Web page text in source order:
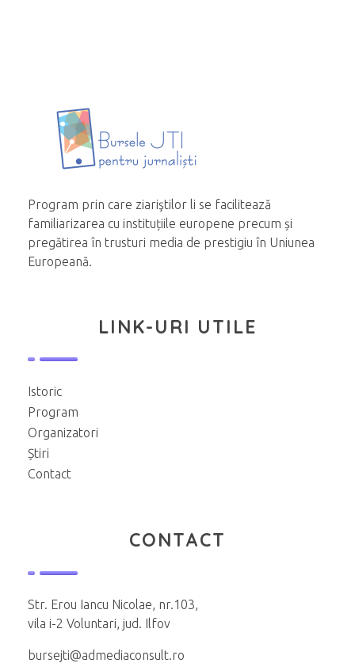
Program prin care ziariştilor li se facilitează
familiarizarea cu instituțiile europene precum și
pregătirea în trusturi media de prestigiu în Uniunea
Europeană.
LINK-URI UTILE
Istoric
Program
Organizatori
Știri
Contact
CONTACT
Str. Erou Iancu Nicolae, nr.103,
vila i-2 Voluntari, jud. Ilfov
bursejti@admediaconsult.ro